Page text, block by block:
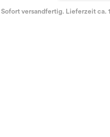
Sofort versandfertig. Lieferzeit ca.